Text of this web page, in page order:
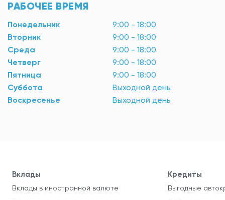
РАБОЧЕЕ ВРЕМЯ
Понедельник
9:00 - 18:00
Вторник
9:00 - 18:00
Среда
9:00 - 18:00
Четверг
9:00 - 18:00
Пятница
9:00 - 18:00
Суббота
Выходной день
Воскресенье
Выходной день
Вклады
Вклады в иностранной валюте
Кредиты
Выгодные